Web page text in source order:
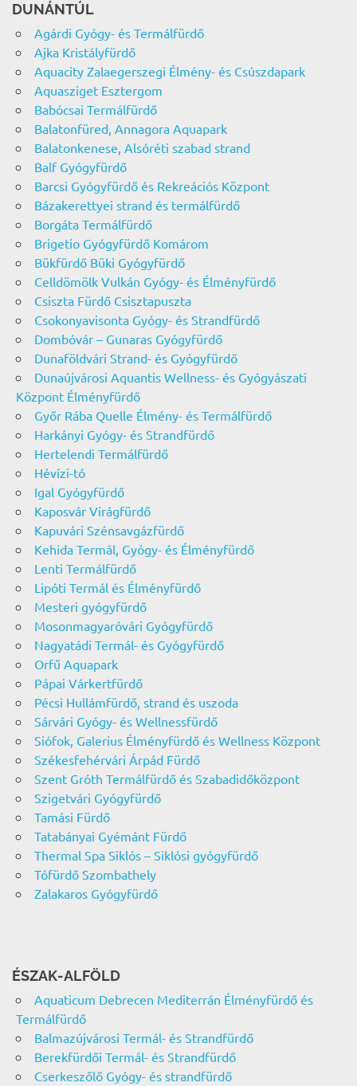
DUNÁNTÚL
Agárdi Gyógy- és Termálfürdő
Ajka Kristályfürdő
Aquacity Zalaegerszegi Élmény- és Csúszdapark
Aquasziget Esztergom
Babócsai Termálfürdő
Balatonfüred, Annagora Aquapark
Balatonkenese, Alsóréti szabad strand
Balf Gyógyfürdő
Barcsi Gyógyfürdő és Rekreációs Központ
Bázakerettyei strand és termálfürdő
Borgáta Termálfürdő
Brigetio Gyógyfürdő Komárom
Bükfürdő Büki Gyógyfürdő
Celldömölk Vulkán Gyógy- és Élményfürdő
Csiszta Fürdő Csisztapuszta
Csokonyavisonta Gyógy- és Strandfürdő
Dombóvár – Gunaras Gyógyfürdő
Dunaföldvári Strand- és Gyógyfürdő
Dunaújvárosi Aquantis Wellness- és Gyógyászati
Központ Élményfürdő
Győr Rába Quelle Élmény- és Termálfürdő
Harkányi Gyógy- és Strandfürdő
Hertelendi Termálfürdő
Hévízi-tó
Igal Gyógyfürdő
Kaposvár Virágfürdő
Kapuvári Szénsavgázfürdő
Kehida Termál, Gyógy- és Élményfürdő
Lenti Termálfürdő
Lipóti Termál és Élményfürdő
Mesteri gyógyfürdő
Mosonmagyaróvári Gyógyfürdő
Nagyatádi Termál- és Gyógyfürdő
Orfű Aquapark
Pápai Várkertfürdő
Pécsi Hullámfürdő, strand és uszoda
Sárvári Gyógy- és Wellnessfürdő
Siófok, Galerius Élményfürdő és Wellness Központ
Székesfehérvári Árpád Fürdő
Szent Gróth Termálfürdő és Szabadidőközpont
Szigetvári Gyógyfürdő
Tamási Fürdő
Tatabányai Gyémánt Fürdő
Thermal Spa Siklós – Siklósi gyógyfürdő
Tófürdő Szombathely
Zalakaros Gyógyfürdő
ÉSZAK-ALFÖLD
Aquaticum Debrecen Mediterrán Élményfürdő és
Termálfürdő
Balmazújvárosi Termál- és Strandfürdő
Berekfürdői Termál- és Strandfürdő
Cserkeszőlő Gyógy- és strandfürdő